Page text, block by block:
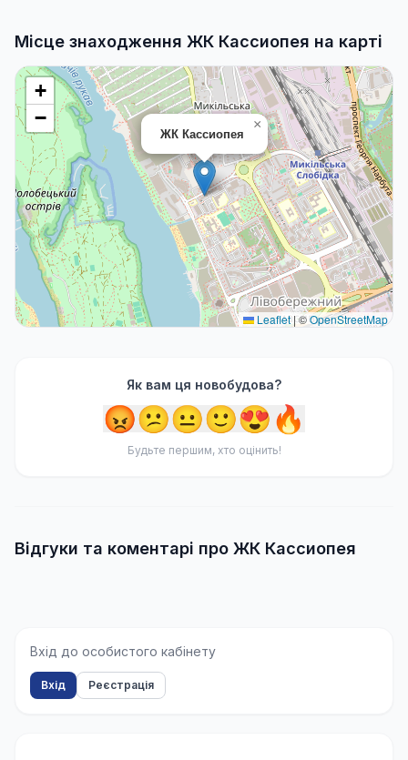
Місце знаходження ЖК Кассиопея на карті
ЖК Кассиопея
×
+
−
Leaflet |©OpenStreetMap
Як вам ця новобудова?
😡😕😐🙂😍🔥
Будьте першим, хто оцінить!
Відгуки та коментарі про ЖК Кассиопея
Вхід до особистого кабінету
Вхід Реєстрація